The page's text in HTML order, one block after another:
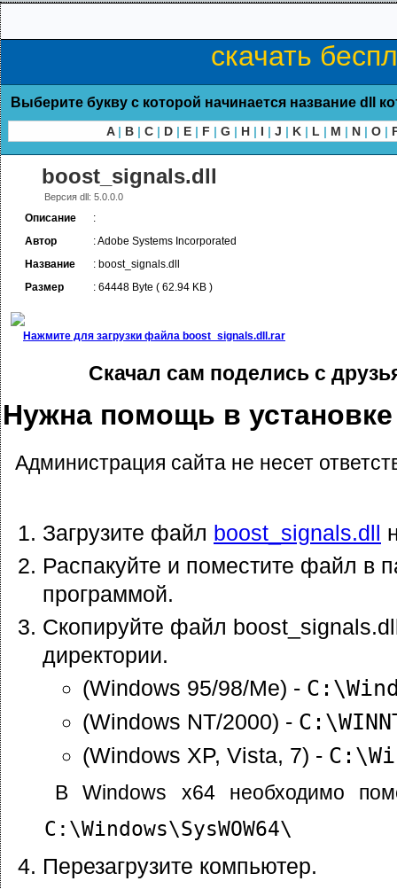
скачать
Выберите букву с которой начинается название dll
A | B | C | D | E | F | G | H | I | J | K | L | M | N | O |
boost_signals.dll
Версия dll: 5.0.0.0
Описание
:
Автор
: Adobe Systems Incorporated
Название
: boost_signals.dll
Размер
: 64448 Byte ( 62.94 KB )
Нажмите для загрузки файла boost_signals.dll.rar
Скачал сам поделись с
Нужна помощь в
Администрация сайта не несет
Загрузите файл boost_signals.dll
Распакуйте и поместите файл в
программой.
Скопируйте файл
директории.
(Windows 95/98/Me) -
(Windows NT/2000) -
(Windows XP, Vista, 7) -
В Windows x64 необходимо
C:\Windows\SysWOW64\
Перезагрузите компьютер.